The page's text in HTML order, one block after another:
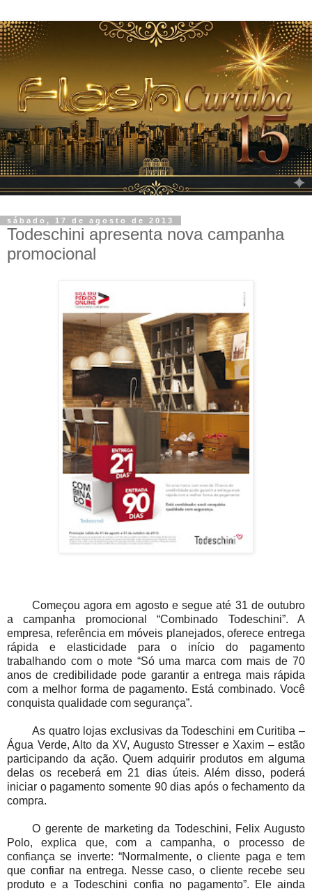
sábado, 17 de agosto de 2013
Todeschini apresenta nova campanha
promocional
Começou agora em agosto e segue até 31 de outubro
a campanha promocional “Combinado Todeschini”. A
empresa, referência em móveis planejados, oferece entrega
rápida e elasticidade para o início do pagamento
trabalhando com o mote “Só uma marca com mais de 70
anos de credibilidade pode garantir a entrega mais rápida
com a melhor forma de pagamento. Está combinado. Você
conquista qualidade com segurança”.
As quatro lojas exclusivas da Todeschini em Curitiba –
Água Verde, Alto da XV, Augusto Stresser e Xaxim – estão
participando da ação. Quem adquirir produtos em alguma
delas os receberá em 21 dias úteis. Além disso, poderá
iniciar o pagamento somente 90 dias após o fechamento da
compra.
O gerente de marketing da Todeschini, Felix Augusto
Polo, explica que, com a campanha, o processo de
confiança se inverte: “Normalmente, o cliente paga e tem
que confiar na entrega. Nesse caso, o cliente recebe seu
produto e a Todeschini confia no pagamento”. Ele ainda